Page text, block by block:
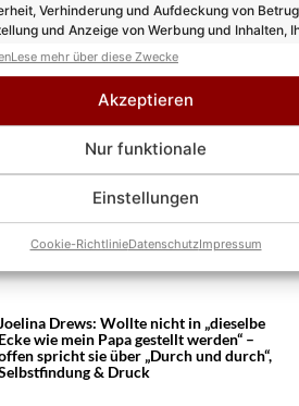
Verhinderung und Aufdeckung von
und Anzeige von Werbung und Inhalten,
speichern und übermitteln.
Lese mehr über diese Zwecke
Akzeptieren
Nur funktionale
Einstellungen
Cookie-RichtlinieDatenschutzImpressum
Teilnahme: „Man ist permanent
„Schlagernacht der Stars“ in Wiesmoor:
Joelina Drews spricht offen über ihre
anderen jetzt anderen helfen möchte
Drews: Wollte nicht in „dieselbe
Ecke wie mein Papa gestellt werden“ –
spricht sie über „Durch und durch“,
& Druck